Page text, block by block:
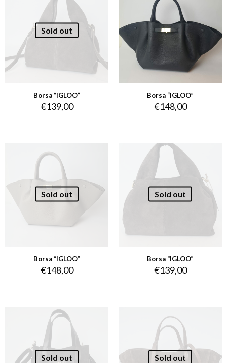
Sold out
Borsa “IGLOO”
€139,00
Borsa “IGLOO”
€148,00
Sold out
Borsa “IGLOO”
€148,00
Sold out
Borsa “IGLOO”
€139,00
Sold out Sold out